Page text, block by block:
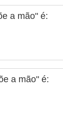
a mão" é:
a mão" é: